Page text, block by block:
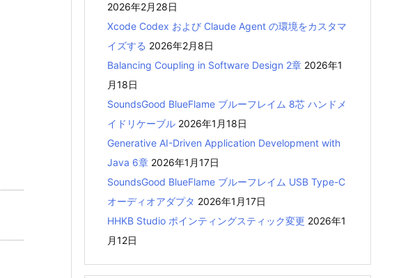
2026年2月28日
Xcode Codex および Claude Agent の環境をカスタマ
イズする 2026年2月8日
Balancing Coupling in Software Design 2章 2026年1
月18日
SoundsGood BlueFlame ブルーフレイム 8芯 ハンドメ
イドリケーブル 2026年1月18日
Generative AI-Driven Application Development with
Java 6章 2026年1月17日
SoundsGood BlueFlame ブルーフレイム USB Type-C
オーディオアダプタ 2026年1月17日
HHKB Studio ポインティングスティック変更 2026年1
月12日